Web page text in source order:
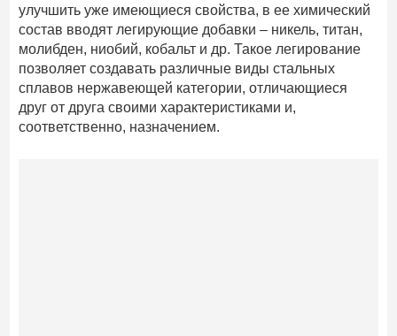
улучшить уже имеющиеся свойства, в ее химический
состав вводят легирующие добавки – никель, титан,
молибден, ниобий, кобальт и др. Такое легирование
позволяет создавать различные виды стальных
сплавов нержавеющей категории, отличающиеся
друг от друга своими характеристиками и,
соответственно, назначением.